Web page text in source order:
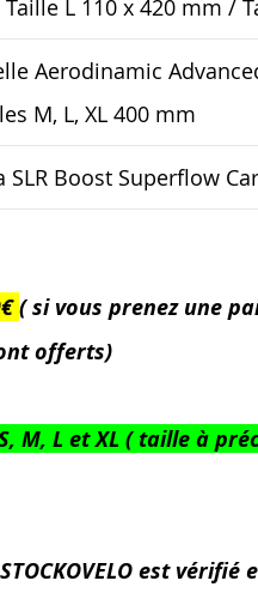
L 110 x 420 mm /
Aerodinamic
M, L, XL 400 mm
SLR Boost Superflow
( si vous prenez une
offerts)
M, L et XL ( taille à
est